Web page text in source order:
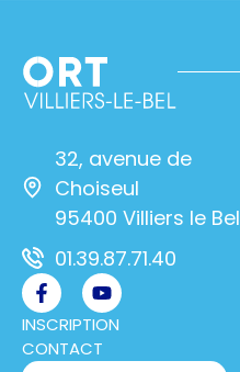
32, avenue de
Choiseul
95400 Villiers le Bel
01.39.87.71.40
INSCRIPTION
CONTACT